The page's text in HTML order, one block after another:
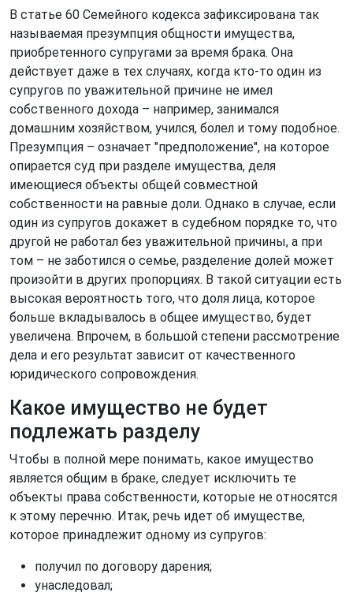
В статье 60 Семейного кодекса зафиксирована так
называемая презумпция общности имущества,
приобретенного супругами за время брака. Она
действует даже в тех случаях, когда кто-то один из
супругов по уважительной причине не имел
собственного дохода – например, занимался
домашним хозяйством, учился, болел и тому подобное.
Презумпция – означает "предположение", на которое
опирается суд при разделе имущества, деля
имеющиеся объекты общей совместной
собственности на равные доли. Однако в случае, если
один из супругов докажет в судебном порядке то, что
другой не работал без уважительной причины, а при
том – не заботился о семье, разделение долей может
произойти в других пропорциях. В такой ситуации есть
высокая вероятность того, что доля лица, которое
больше вкладывалось в общее имущество, будет
увеличена. Впрочем, в большой степени рассмотрение
дела и его результат зависит от качественного
юридического сопровождения.
Какое имущество не будет
подлежать разделу
Чтобы в полной мере понимать, какое имущество
является общим в браке, следует исключить те
объекты права собственности, которые не относятся
к этому перечню. Итак, речь идет об имуществе,
которое принадлежит одному из супругов:
получил по договору дарения;
унаследовал;